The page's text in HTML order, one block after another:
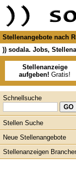
Stellenangebote nach
)) sodala. Jobs,
Stellenanzeige
aufgeben! Gratis!
Schnellsuche
Stellen Suche
Neue Stellenangebote
Stellenanzeigen